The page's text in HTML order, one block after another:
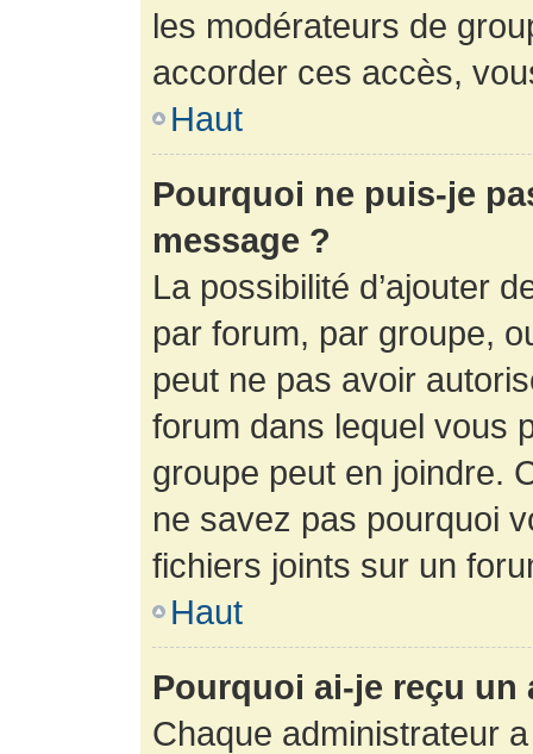
les modérateurs de
accorder ces accès,
Haut
Pourquoi ne puis-je
message ?
La possibilité d’ajouter
par forum, par groupe,
peut ne pas avoir
forum dans lequel vous
groupe peut en joindre.
ne savez pas pourquoi
fichiers joints sur un
Haut
Pourquoi ai-je reçu un
Chaque administrateur